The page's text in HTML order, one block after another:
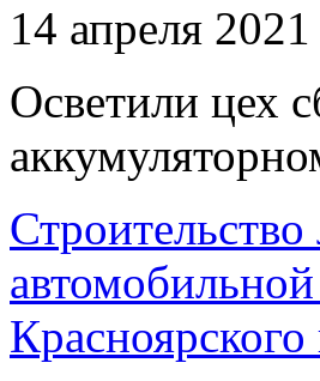
14 апреля 2021
Осветили цех
Красноярского